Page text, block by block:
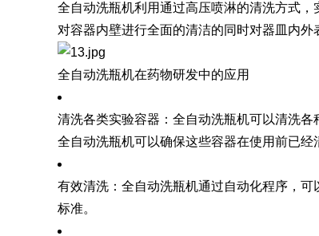
Moment-3/F3极智
版实验室洗瓶机
Moment-3/F3经典
版实验室洗瓶机
GMP-400清洗机 GMP-600清洗机
GMP-2000清洗机 GMP-2500清洗机
LA-A1饮水瓶清洗
机
LA-B1动物笼盒清
洗机
DNA器具专用清洗
消毒机Glory-A/FA
DNA器具专用清洗
消毒机Moment-
SQ1000自动化清洗
工作站
全自动洗瓶机利用通过高压喷淋的清洗方式
对容器内壁进行全面的清洁的同时对器皿内外
全自动洗瓶机在药物研发中的应用
清洗各类实验容器：全自动洗瓶机可以清洗
全自动洗瓶机可以确保这些容器在使用前已经
有效清洗：全自动洗瓶机通过自动化程序，
标准。